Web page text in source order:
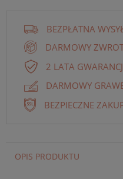
BEZPŁATNA
DARMOWY
2 LATA
DARMOWY
BEZPIECZNE
OPIS PRODUKTU